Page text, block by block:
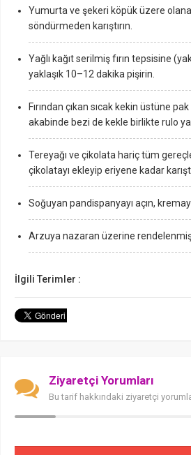
Yumurta ve şekeri köpük üzere
söndürmeden karıştırın.
Yağlı kağıt serilmiş fırın tepsisine
yaklaşık 10–12 dakika pişirin.
Fırından çıkan sıcak kekin üstüne
akabinde bezi de kekle birlikte rulo
Tereyağı ve çikolata hariç tüm
çikolatayı ekleyip eriyene kadar
Soğuyan pandispanyayı açın,
Arzuya nazaran üzerine
İlgili Terimler :
Ziyaretçi Yorumları
Bu tarif hakkındaki ziyaretçi